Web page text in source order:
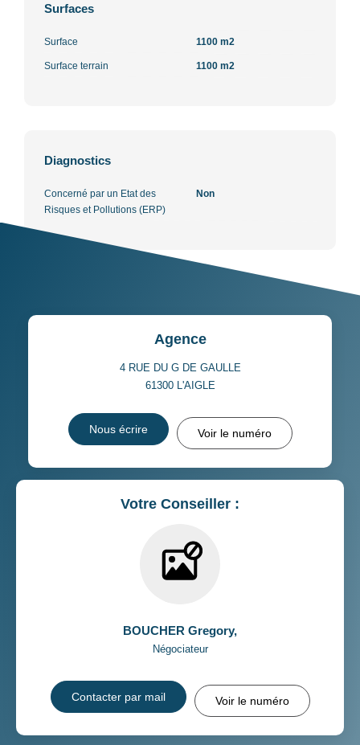
Surfaces
Surface 1100 m2
Surface terrain 1100 m2
Diagnostics
Concerné par un Etat des
Risques et Pollutions (ERP)
Non
Agence
4 RUE DU G DE GAULLE
61300 L'AIGLE
Nous écrire Voir le numéro
Votre Conseiller :
BOUCHER Gregory,
Négociateur
Contacter par mail Voir le numéro